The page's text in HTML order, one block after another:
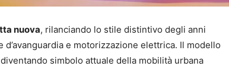
nuova, rilanciando lo stile distintivo degli anni
e motorizzazione elettrica. Il modello
simbolo attuale della mobilità urbana